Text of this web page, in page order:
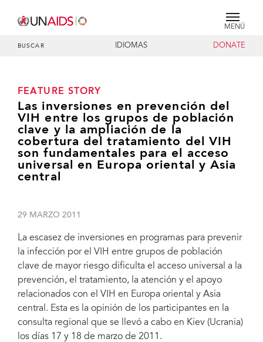
MENÚ
BUSCAR IDIOMAS DONATE
FEATURE STORY
Las inversiones en prevención del
VIH entre los grupos de población
clave y la ampliación de la
cobertura del tratamiento del VIH
son fundamentales para el acceso
universal en Europa oriental y Asia
central
29 MARZO 2011
La escasez de inversiones en programas para prevenir
la infección por el VIH entre grupos de población
clave de mayor riesgo dificulta el acceso universal a la
prevención, el tratamiento, la atención y el apoyo
relacionados con el VIH en Europa oriental y Asia
central. Esta es la opinión de los participantes en la
consulta regional que se llevó a cabo en Kiev (Ucrania)
los días 17 y 18 de marzo de 2011.